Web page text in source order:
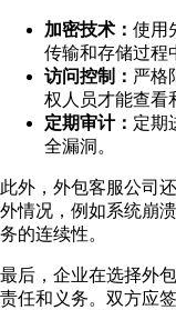
加密技术： 使用
传输和存储过程
访问控制： 严格
权人员才能查看
定期审计： 定期
全漏洞。
此外，外包客服公司
外情况，例如系统崩
务的连续性。
最后，企业在选择外
责任和义务。双方应